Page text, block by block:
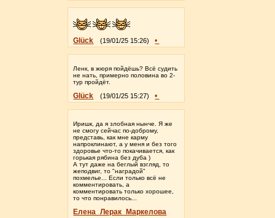
Glück (19/01/25 15:26) •
Ленк, в жюря пойдёшь? Всё судить
не нать, примерно половина во 2-
тур пройдёт.
Glück (19/01/25 15:27) •
Иришк, да я злобная нынче. Я же
не смогу сейчас по-доброму,
представь, как мне карму
напроклинают, а у меня и без того
здоровье что-то покачивается, как
горькая рябина без дуба )
А тут даже на беглый взгляд, то
жеподвиг, то "наградой"
похмелье... Если только всё не
комментировать, а
комментировать только хорошее,
то что понравилось...
Елена_Лерак_Маркелова